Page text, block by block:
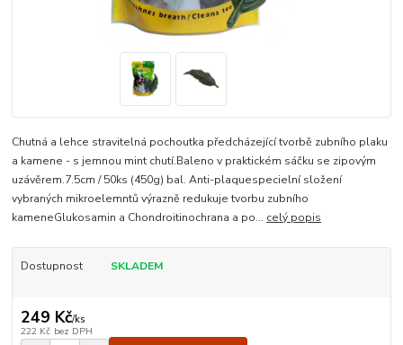
Chutná a lehce stravitelná pochoutka předcházející tvorbě zubního plaku
a kamene - s jemnou mint chutí.Baleno v praktickém sáčku se zipovým
uzávěrem.7.5cm / 50ks (450g) bal. Anti-plaquespecielní složení
vybraných mikroelemntů výrazně redukuje tvorbu zubního
kameneGlukosamin a Chondroitinochrana a po... celý popis
Dostupnost SKLADEM
249 Kč/ks
222 Kč bez DPH